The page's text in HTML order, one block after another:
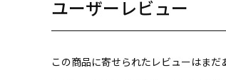
ユーザーレビュー
この商品に寄せられたレビューはまだ